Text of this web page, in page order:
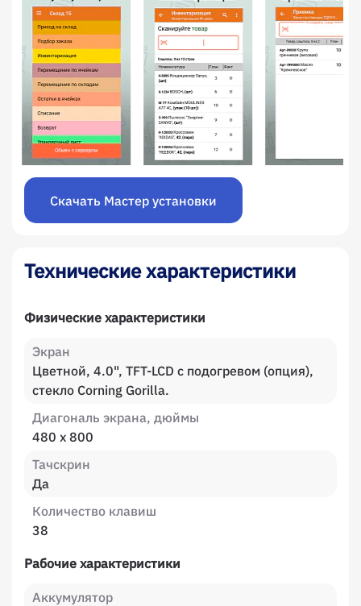
Скачать Мастер установки
Технические характеристики
Физические характеристики
Экран
Цветной, 4.0", TFT-LCD с подогревом (опция),
стекло Corning Gorilla.
Диагональ экрана, дюймы
480 х 800
Тачскрин
Да
Количество клавиш
38
Рабочие характеристики
Аккумулятор